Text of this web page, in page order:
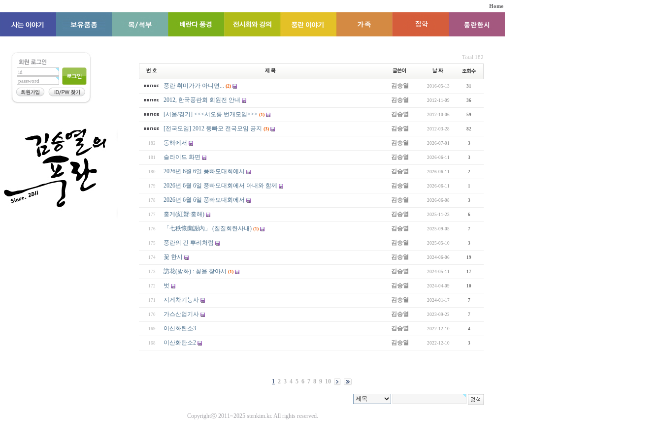
Home
Total 182
풍란 취미가가 아니면... (2) 김승열 2016-05-13 31
2012, 한국풍란회 회원전 안내 김승열 2012-11-09 36
[서울/경기] <<<서오릉 번개모임>>> (1) 김승열 2012-10-06 59
[전국모임] 2012 풍빠모 전국모임 공지 (3) 김승열 2012-03-28 82
182 동해에서 김승열 2026-07-01 3
181 슬라이드 화면 김승열 2026-06-11 3
180 2026년 6월 6일 풍빠모대회에서 김승열 2026-06-11 2
179 2026년 6월 6일 풍빠모대회에서 아내와 함께 김승열 2026-06-11 1
178 2026년 6월 6일 풍빠모대회에서 김승열 2026-06-08 3
177 홍게(紅蟹:홍해) 김승열 2025-11-23 6
176 「七秩懷蘭謝內」 (칠질회란사내) (1) 김승열 2025-09-05 7
175 풍란의 긴 뿌리처럼 김승열 2025-05-10 3
174 꽃 한시 김승열 2024-06-06 19
173 訪花(방화) : 꽃을 찾아서 (1) 김승열 2024-05-11 17
172 벗 김승열 2024-04-09 10
171 지게차기능사 김승열 2024-01-17 7
170 가스산업기사 김승열 2023-09-22 7
169 이산화탄소3 김승열 2022-12-10 4
168 이산화탄소2 김승열 2022-12-10 3
1 2 3 4 5 6 7 8 9 10
Copyrightⓒ 2011~2025 stenkim.kr. All rights reserved.